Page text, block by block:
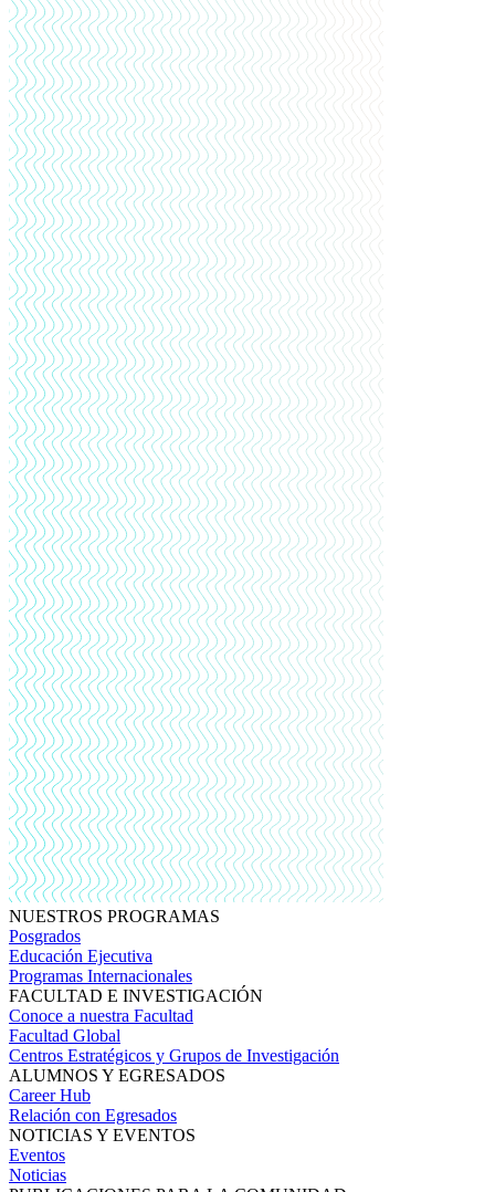
NUESTROS PROGRAMAS
Posgrados
Educación Ejecutiva
Programas Internacionales
FACULTAD E INVESTIGACIÓN
Conoce a nuestra Facultad
Facultad Global
Centros Estratégicos y Grupos de Investigación
ALUMNOS Y EGRESADOS
Career Hub
Relación con Egresados
NOTICIAS Y EVENTOS
Eventos
Noticias